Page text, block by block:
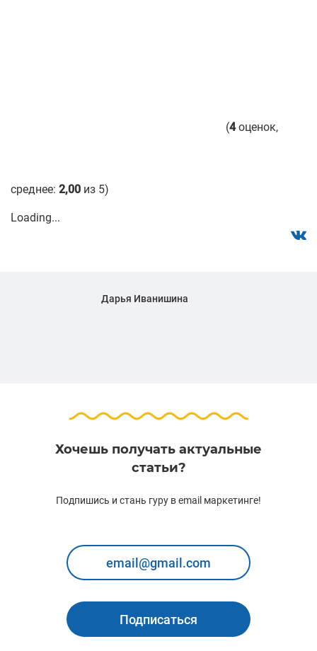
(4оценок,
среднее: 2,00 из 5)
Loading...
Дарья Иванишина
Хочешь получать актуальные
статьи?
Подпишись и стань гуру в email маркетинге!
Подписаться